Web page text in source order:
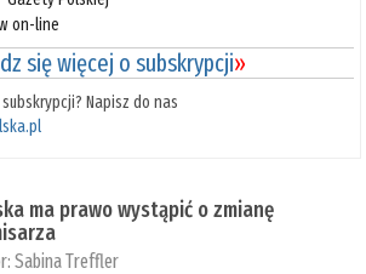
on-line
się więcej o subskrypcji»
Napisz do nas
ma prawo wystąpić o zmianę
Sabina Treffler